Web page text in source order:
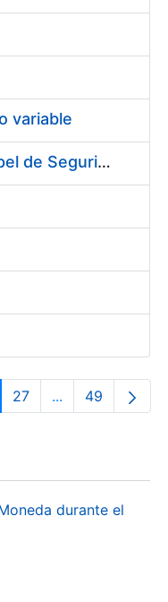
variable
Suministro de dos Desviadores de Cuerdas para la nueva Máquina de Papel de la Fábrica de Papel de Seguridad de Burgos
Use TAB to
Page
27 ...Intermediate
Page
49
durante el